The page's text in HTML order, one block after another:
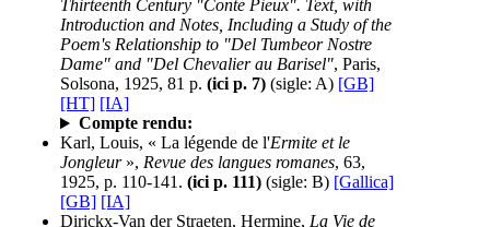
Thirteenth Century "Conte Pieux". Text, with
Introduction and Notes, Including a Study of the
Poem's Relationship to "Del Tumbeor Nostre
Dame" and "Del Chevalier au Barisel", Paris,
Solsona, 1925, 81 p. (ici p. 7) (sigle: A) [GB]
[HT] [IA]
Compte rendu:
Karl, Louis, « La légende de l'Ermite et le
Jongleur», Revue des langues romanes, 63,
1925, p. 110-141. (ici p. 111) (sigle: B) [Gallica]
[GB] [IA]
Dirickx-Van der Straeten, Hermine, La Vie de